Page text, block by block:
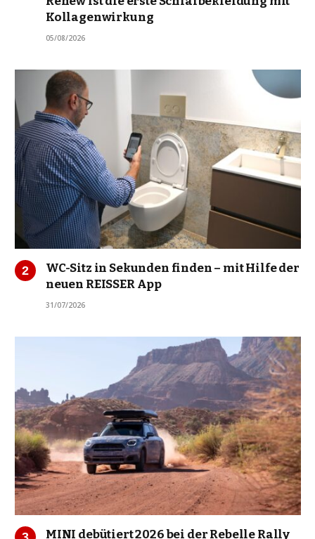
Kollagenwirkung
05/08/2026
WC-Sitz in Sekunden finden – mit Hilfe der
neuen REISSER App
31/07/2026
MINI debütiert 2026 bei der Rebelle Rally